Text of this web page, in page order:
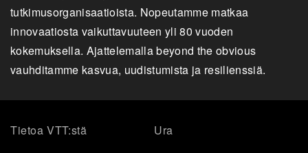
tutkimusorganisaatioista. Nopeutamme matkaa
innovaatiosta vaikuttavuuteen yli 80 vuoden
kokemuksella. Ajattelemalla beyond the obvious
vauhditamme kasvua, uudistumista ja resilienssiä.
Tietoa VTT:stä
Ura